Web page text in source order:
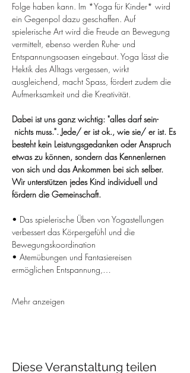
Folge haben kann. Im *Yoga für Kinder* wird
ein Gegenpol dazu geschaffen. Auf
spielerische Art wird die Freude an Bewegung
vermittelt, ebenso werden Ruhe- und
Entspannungsoasen eingebaut. Yoga lässt die
Hektik des Alltags vergessen, wirkt
ausgleichend, macht Spass, fördert zudem die
Aufmerksamkeit und die Kreativität.
Dabei ist uns ganz wichtig: "alles darf sein-
nichts muss.". Jede/ er ist ok., wie sie/ er ist. Es
besteht kein Leistungsgedanken oder Anspruch
etwas zu können, sondern das Kennenlernen
von sich und das Ankommen bei sich selber.
Wir unterstützen jedes Kind individuell und
fördern die Gemeinschaft.
• Das spielerische Üben von Yogastellungen
verbessert das Körpergefühl und die
Bewegungskoordination
• Atemübungen und Fantasiereisen
ermöglichen Entspannung,…
Mehr anzeigen
Diese Veranstaltung teilen